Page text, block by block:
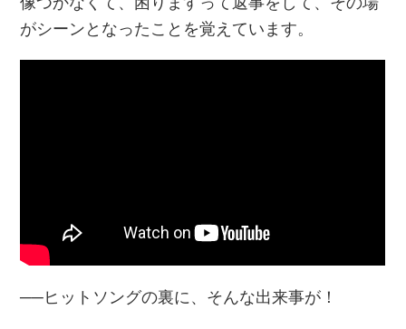
がシーンとなったことを覚えています。
──ヒットソングの裏に、そんな出来事が！